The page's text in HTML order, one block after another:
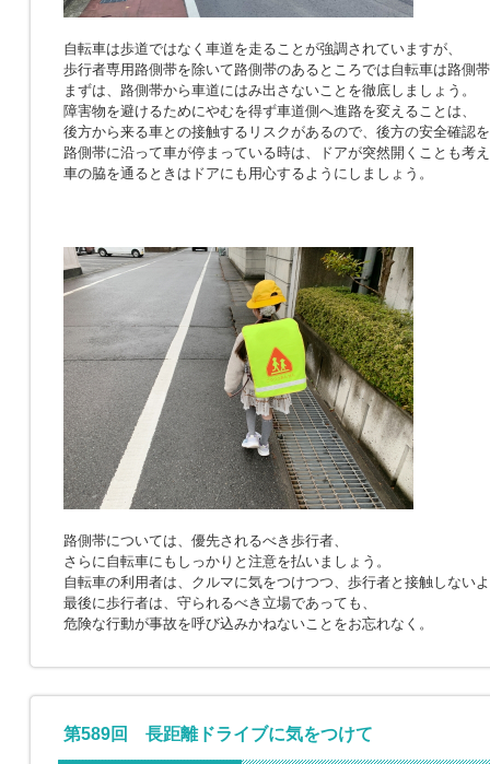
自転車は歩道ではなく車道を走ることが強調されていますが、
歩行者専用路側帯を除いて路側帯のあるところでは自転車は路側
まずは、路側帯から車道にはみ出さないことを徹底しましょう。
障害物を避けるためにやむを得ず車道側へ進路を変えることは、
後方から来る車との接触するリスクがあるので、後方の安全確認
路側帯に沿って車が停まっている時は、ドアが突然開くことも考
車の脇を通るときはドアにも用心するようにしましょう。
路側帯については、優先されるべき歩行者、
さらに自転車にもしっかりと注意を払いましょう。
自転車の利用者は、クルマに気をつけつつ、歩行者と接触しない
最後に歩行者は、守られるべき立場であっても、
危険な行動が事故を呼び込みかねないことをお忘れなく。
第589回 長距離ドライブに気をつけて